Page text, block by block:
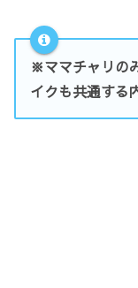
※ママチャリの
イクも共通する